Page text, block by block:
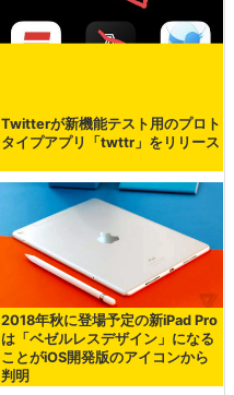
Twitterが新機能テスト用のプロト
タイプアプリ「twttr」をリリース
2018年秋に登場予定の新iPad Pro
は「ベゼルレスデザイン」になる
ことがiOS開発版のアイコンから
判明